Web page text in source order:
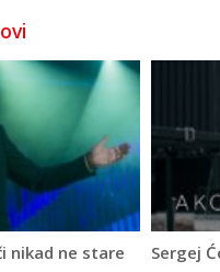
nikad ne stare Sergej